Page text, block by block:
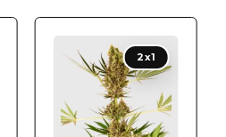
2x1
wishlist